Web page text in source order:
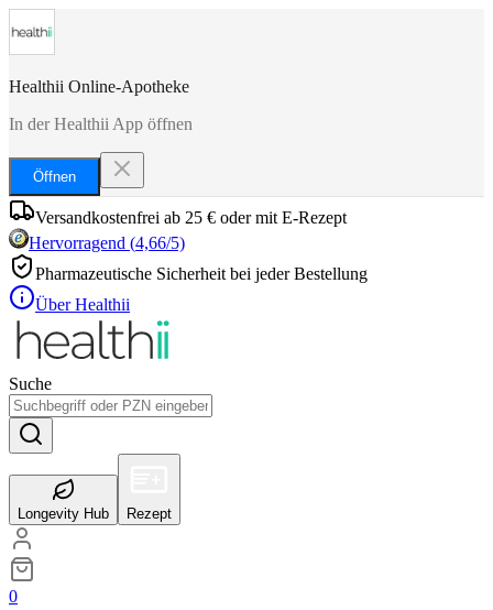
Healthii Online-Apotheke
In der Healthii App öffnen
Öffnen
Versandkostenfrei ab 25 € oder mit E-Rezept
Hervorragend (4,66/5)
Pharmazeutische Sicherheit bei jeder Bestellung
Über Healthii
Suche
Longevity Hub Rezept
0